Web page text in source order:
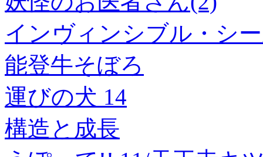
インヴィンシブル・シ
能登牛そぼろ
運びの犬 14
構造と成長